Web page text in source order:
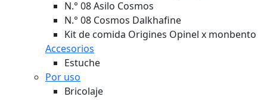
N.° 08 Asilo Cosmos
N.° 08 Cosmos Dalkhafine
Kit de comida Origines Opinel x monbento
Accesorios
Estuche
Por uso
Bricolaje